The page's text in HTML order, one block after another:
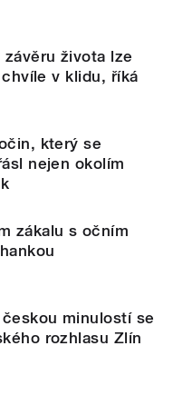
života lze
v klidu, říká
který se
nejen okolím
zákalu s očním
minulostí se
rozhlasu Zlín